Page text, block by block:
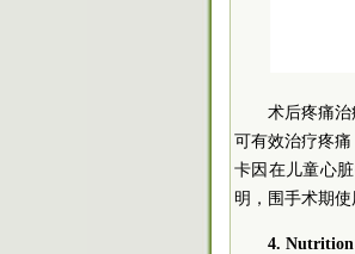
术后疼痛
可有效治疗疼
卡因在儿童心
明，围手术期
4. Nutrition